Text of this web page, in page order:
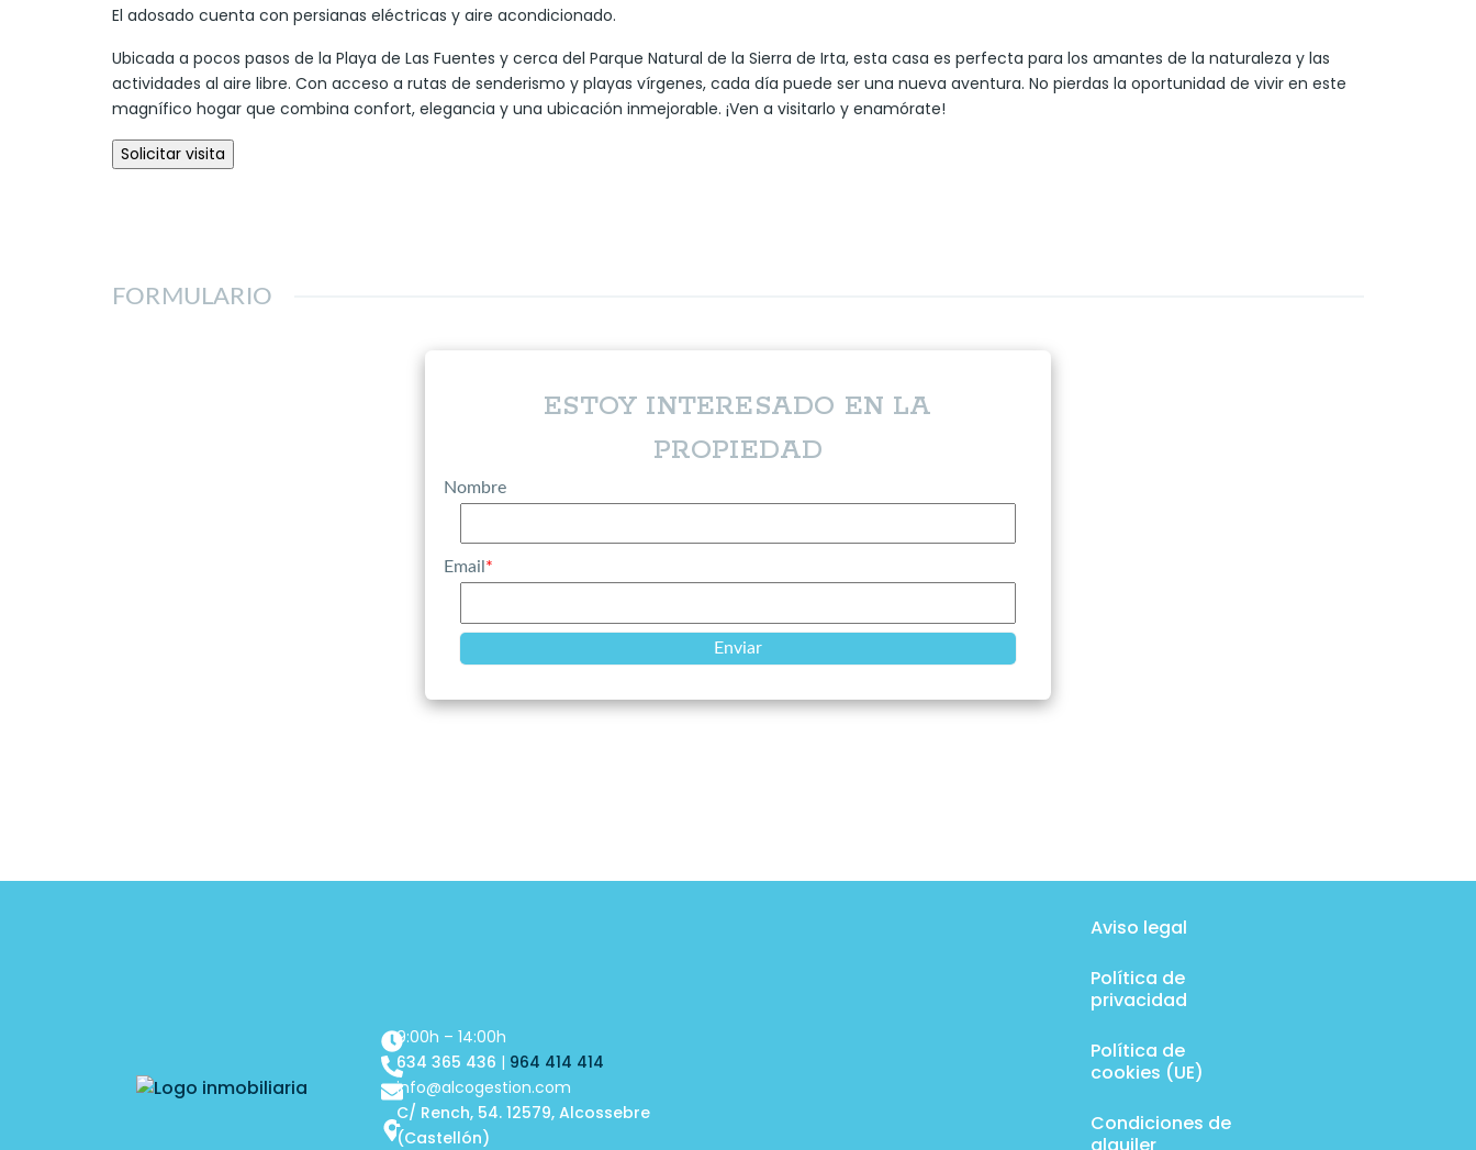
El adosado cuenta con persianas eléctricas y aire acondicionado.
Ubicada a pocos pasos de la Playa de Las Fuentes y cerca del Parque Natural de la Sierra de Irta, esta casa es perfecta para los amantes de la naturaleza y las
actividades al aire libre. Con acceso a rutas de senderismo y playas vírgenes, cada día puede ser una nueva aventura. No pierdas la oportunidad de vivir en este
magnífico hogar que combina confort, elegancia y una ubicación inmejorable. ¡Ven a visitarlo y enamórate!
FORMULARIO
ESTOY INTERESADO EN LA
PROPIEDAD
Nombre
Email *
Enviar
9:00h – 14:00h
634 365 436 | 964 414 414
info@alcogestion.com
C/ Rench, 54. 12579, Alcossebre
(Castellón)
Aviso legal
Política de
privacidad
Política de
cookies (UE)
Condiciones de
alquiler